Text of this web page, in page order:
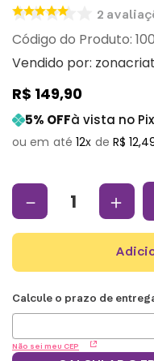
2
:
Vendido por:
R$ 149,90
5% OFFà vista no Pix
12 R$ 12,
＋
－
Não sei meu CEP